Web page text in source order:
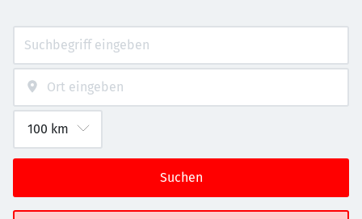
Suchen